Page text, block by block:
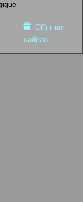
Offrir un
cadeau